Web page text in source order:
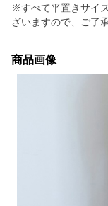
※すべて平置きサイ
ざいますので、ご了
商品画像